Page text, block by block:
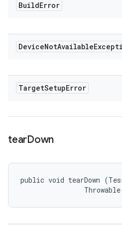
BuildError
DeviceNotAvailable
TargetSetupError
tearDown
public void tearDown
Throwable